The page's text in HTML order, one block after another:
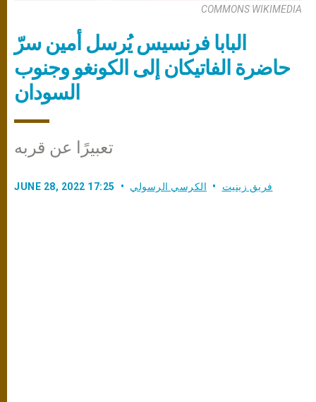
COMMONS WIKIMEDIA
البابا فرنسيس يُرسل أمين سرّ
حاضرة الفاتيكان إلى الكونغو وجنوب
السودان
تعبيرًا عن قربه
JUNE 28, 2022 17:25 فريق زينيت الكرسي الرسولي